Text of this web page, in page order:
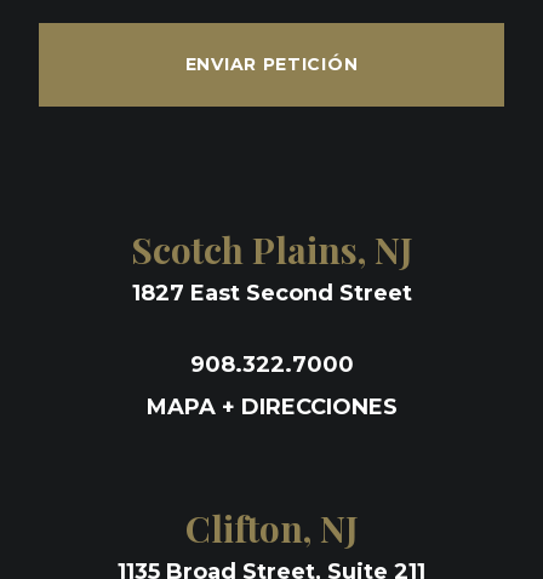
ENVIAR PETICIÓN
Scotch Plains, NJ
1827 East Second Street
908.322.7000
MAPA + DIRECCIONES
Clifton, NJ
1135 Broad Street, Suite 211